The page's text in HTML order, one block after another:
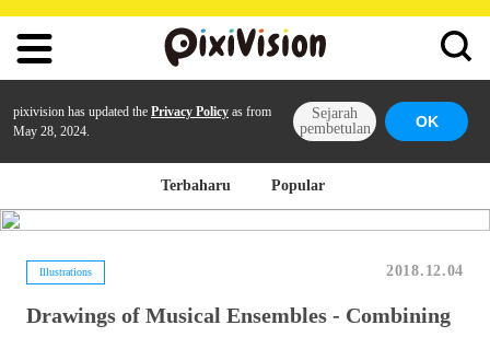
pixivision has updated the Privacy Policy as from
May 28, 2024.
Sejarah
pembetulan
OK
Terbaharu Popular
Illustrations 2018.12.04
Drawings of Musical Ensembles - Combining